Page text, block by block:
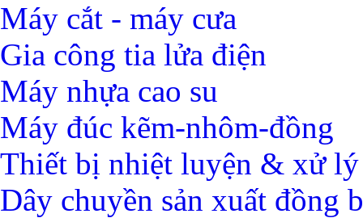
Máy cắt - máy cưa
Gia công tia lửa điện
Máy nhựa cao su
Máy đúc kẽm-nhôm-đồng
Thiết bị nhiệt luyện & xử lý
Dây chuyền sản xuất đồng